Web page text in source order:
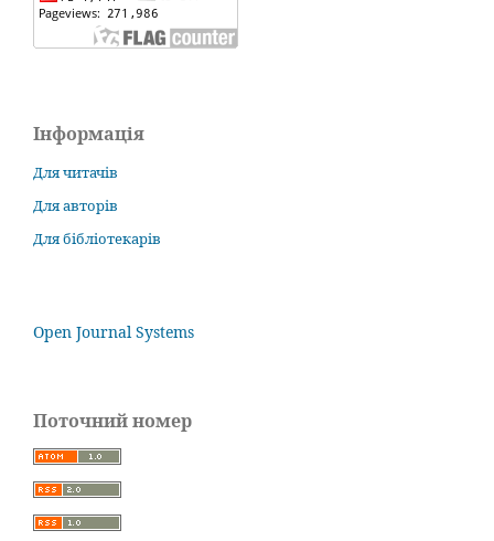
Інформація
Для читачів
Для авторів
Для бібліотекарів
Open Journal Systems
Поточний номер